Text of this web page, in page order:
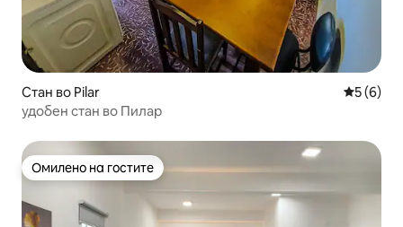
Стан во Pilar
5 (6)
удобен стан во Пилар
Омилено на гостите
Омилено на гостите